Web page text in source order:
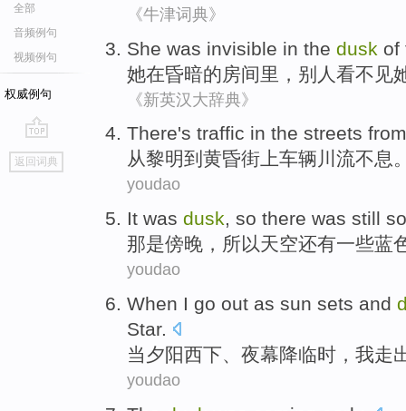
全部
音频例句
视频例句
权威例句
go
top
返回词典
《牛津词典》
She was invisible in the dusk of
她在昏暗的房间里， 别人看不见
《新英汉大辞典》
There's traffic in the streets from
从黎明到 黄昏街上车辆川流不息
youdao
It was dusk, so there was still
那是傍晚 ， 所以天空还有一些蓝
youdao
When I go out as sun sets and
Star.
当 夕阳西下、 夜幕降临时， 我走
youdao